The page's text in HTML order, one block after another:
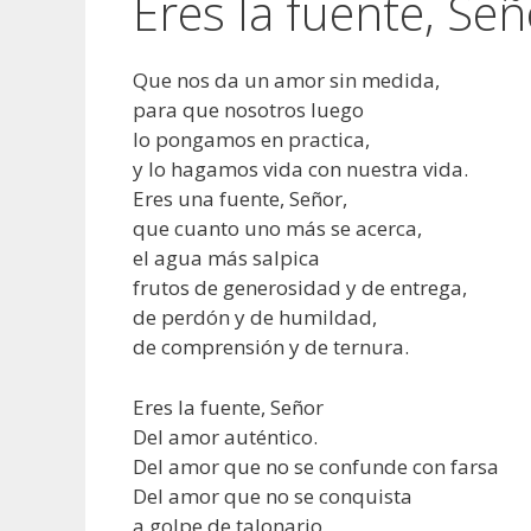
Que nos da un amor sin medida,
para que nosotros luego
lo pongamos en practica,
y lo hagamos vida con nuestra vida.
Eres una fuente, Señor,
que cuanto uno más se acerca,
el agua más salpica
frutos de generosidad y de entrega,
de perdón y de humildad,
de comprensión y de ternura.
Eres la fuente, Señor
Del amor auténtico.
Del amor que no se confunde con farsa
Del amor que no se conquista
a golpe de talonario,